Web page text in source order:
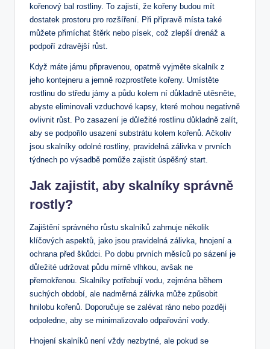
kořenový bal rostliny. To zajistí, že kořeny budou mít
dostatek prostoru pro rozšíření. Při přípravě místa také
můžete přimíchat štěrk nebo písek, což zlepší drenáž a
podpoří zdravější růst.
Když máte jámu připravenou, opatrně vyjměte skalník z
jeho kontejneru a jemně rozprostřete kořeny. Umístěte
rostlinu do středu jámy a půdu kolem ní důkladně utěsněte,
abyste eliminovali vzduchové kapsy, které mohou negativně
ovlivnit růst. Po zasazení je důležité rostlinu důkladně zalít,
aby se podpořilo usazení substrátu kolem kořenů. Ačkoliv
jsou skalníky odolné rostliny, pravidelná zálivka v prvních
týdnech po výsadbě pomůže zajistit úspěšný start.
Jak zajistit, aby skalníky správně
rostly?
Zajištění správného růstu skalníků zahrnuje několik
klíčových aspektů, jako jsou pravidelná zálivka, hnojení a
ochrana před škůdci. Po dobu prvních měsíců po sázení je
důležité udržovat půdu mírně vlhkou, avšak ne
přemokřenou. Skalníky potřebují vodu, zejména během
suchých období, ale nadměrná zálivka může způsobit
hnilobu kořenů. Doporučuje se zalévat ráno nebo později
odpoledne, aby se minimalizovalo odpařování vody.
Hnojení skalníků není vždy nezbytné, ale pokud se